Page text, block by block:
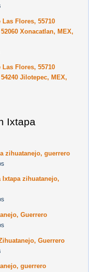
Flores, 55710
Xonacatlan, MEX,
Flores, 55710
Jilotepec, MEX,
Ixtapa
zihuatanejo, guerrero
Ixtapa zihuatanejo,
Guerrero
Guerrero
guerrero